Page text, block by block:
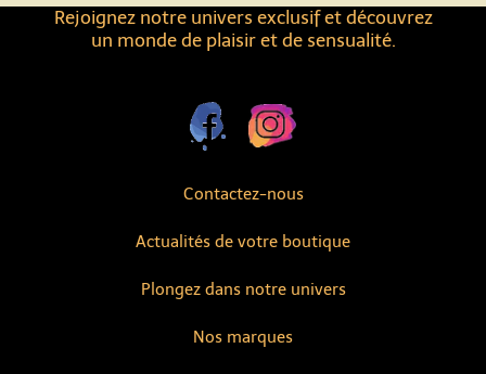
Contactez-nous
Actualités de votre boutique
Nos marques
Rejoignez notre univers exclusif et découvrez
un monde de plaisir et de sensualité.
Plongez dans notre univers